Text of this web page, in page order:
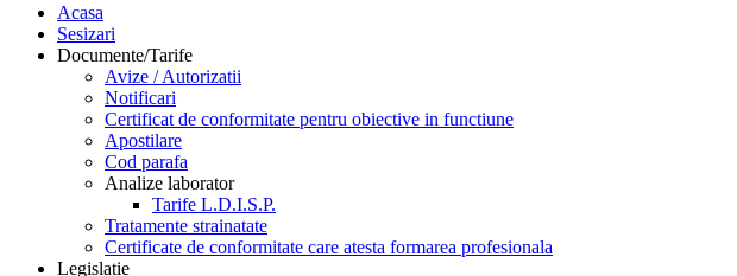
Acasa
Sesizari
Documente/Tarife
Avize / Autorizatii
Notificari
Certificat de conformitate pentru obiective in functiune
Apostilare
Cod parafa
Analize laborator
Tarife L.D.I.S.P.
Tratamente strainatate
Certificate de conformitate care atesta formarea profesionala
Legislatie